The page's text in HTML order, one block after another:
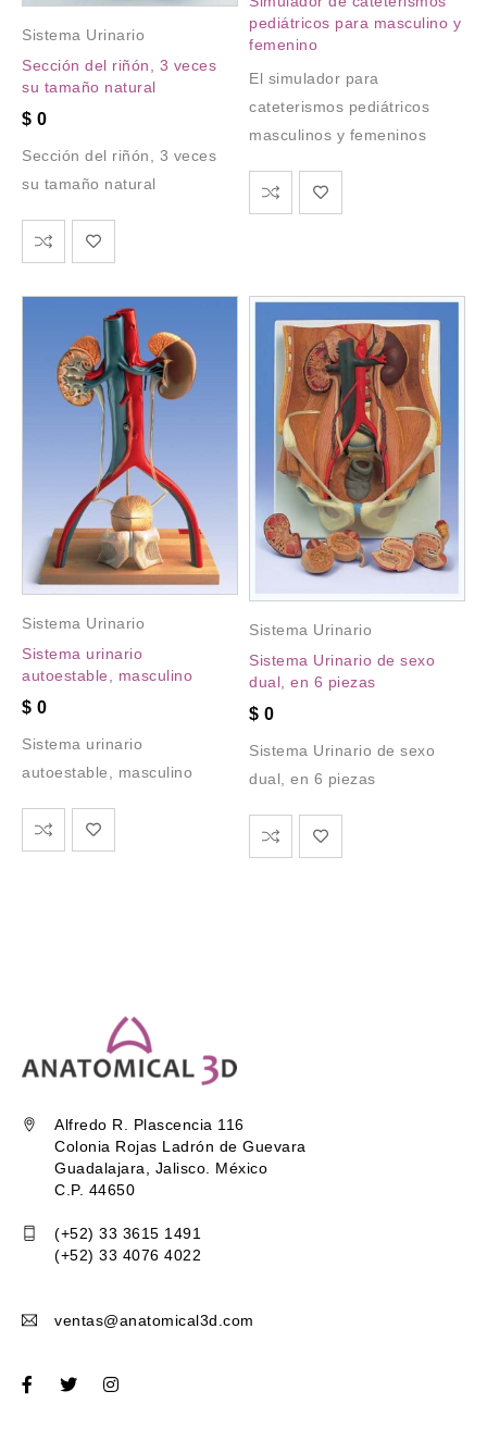
Sistema Urinario
Sección del riñón, 3 veces
su tamaño natural
$ 0
Sección del riñón, 3 veces
su tamaño natural
pediátricos para masculino y
femenino
El simulador para
cateterismos pediátricos
masculinos y femeninos
Sistema Urinario
Sistema urinario
autoestable, masculino
$ 0
Sistema urinario
autoestable, masculino
Sistema Urinario
Sistema Urinario de sexo
dual, en 6 piezas
$ 0
Sistema Urinario de sexo
dual, en 6 piezas
Alfredo R. Plascencia 116
Colonia Rojas Ladrón de Guevara
Guadalajara, Jalisco. México
C.P. 44650
(+52) 33 3615 1491
(+52) 33 4076 4022
ventas@anatomical3d.com